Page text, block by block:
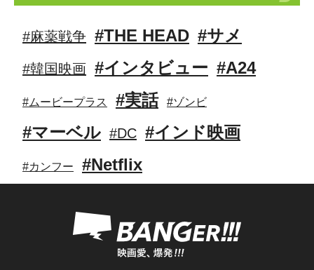
#麻薬戦争 #THE HEAD #サメ
#韓国映画 #インタビュー #A24
#ムービープラス #実話 #ゾンビ
#マーベル #DC #インド映画
#カンフー #Netflix